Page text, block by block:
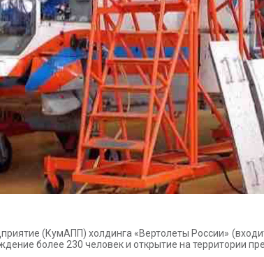
(КумАПП) холдинга «Вертолеты России»
более 230 человек и открытие на территории